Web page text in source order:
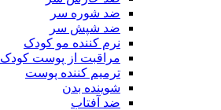
ضد شوره سر
ضد شپش سر
نرم کننده مو کودک
مراقبت از پوست کودک
ترمیم کننده پوست
شوینده بدن
ضد آفتاب